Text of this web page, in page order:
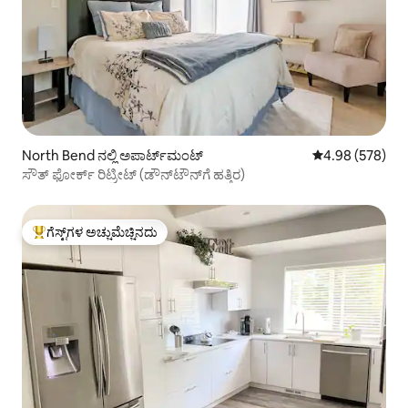
North Bend ನಲ್ಲಿ ಅಪಾರ್ಟ್‌ಮಂಟ್ 5 ರಲ್ಲಿ 4.98
4.98 (578)
ಸೌತ್ ಫೋರ್ಕ್ ರಿಟ್ರೀಟ್ (ಡೌನ್‌ಟೌನ್‌ಗೆ ಹತ್ತಿರ)
ಗೆಸ್ಟ್‌ಗಳಿಗೆ ಅತಿ ಹೆಚ್ಚು ಅಚ್ಚುಮೆಚ್ಚಿನದು
ಗೆಸ್ಟ್‌ಗಳ ಅಚ್ಚುಮೆಚ್ಚಿನದು